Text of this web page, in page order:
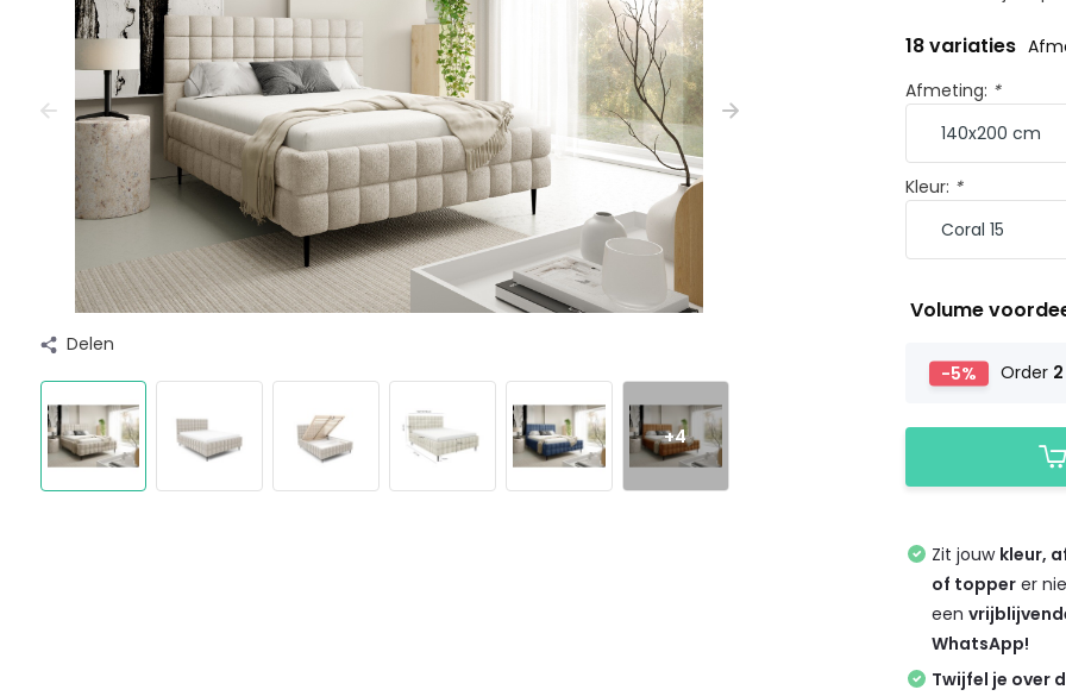
Delen
+4
18 variaties
Afmeting: *
Kleur: *
Volume
-5% Order 2
Zit jouw kleur,
of topper er
een
WhatsApp!
Twijfel je over